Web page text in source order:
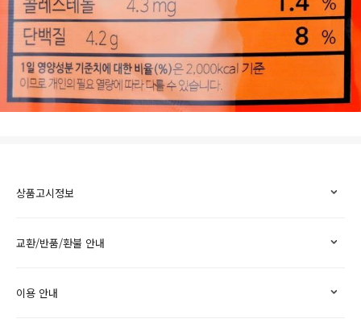
상품고시정보
교환/반품/환불 안내
이용 안내